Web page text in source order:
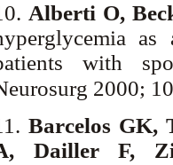
Alberti O,
with
2000;
Barcelos GK,
Dailler F,